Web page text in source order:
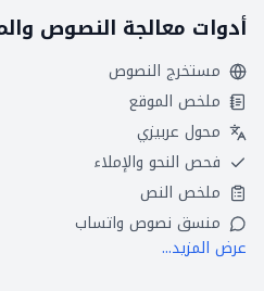
أدوات معالجة النصوص
مستخرج النصوص
ملخص الموقع
محول عربيزي
فحص النحو والإملاء
ملخص النص
منسق نصوص واتساب
عرض المزيد...